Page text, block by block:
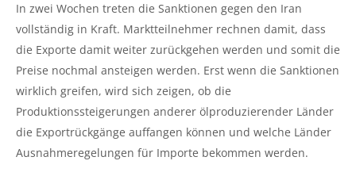
In zwei Wochen treten die Sanktionen gegen den Iran
vollständig in Kraft. Marktteilnehmer rechnen damit, dass
die Exporte damit weiter zurückgehen werden und somit die
Preise nochmal ansteigen werden. Erst wenn die Sanktionen
wirklich greifen, wird sich zeigen, ob die
Produktionssteigerungen anderer ölproduzierender Länder
die Exportrückgänge auffangen können und welche Länder
Ausnahmeregelungen für Importe bekommen werden.